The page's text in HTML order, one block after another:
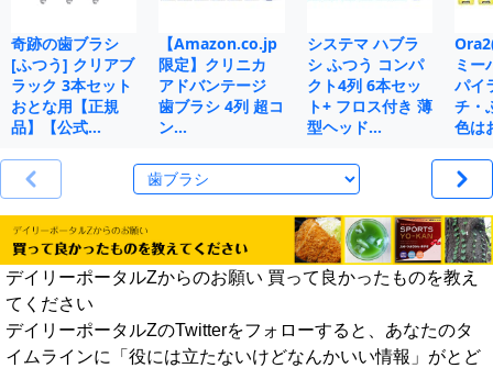
奇跡の歯ブラシ
[ふつう] クリアブ
ラック 3本セット
おとな用【正規
品】【公式…
【Amazon.co.jp
限定】クリニカ
アドバンテージ
歯ブラシ 4列 超コ
ン…
システマ ハブラ
シ ふつう コンパ
クト4列 6本セッ
ト+ フロス付き 薄
型ヘッド…
ミー
パイ
チ・
色は
デイリーポータルZからのお願い 買って良かったものを教え
てください
デイリーポータルZのTwitterをフォローすると、あなたのタ
イムラインに「役には立たないけどなんかいい情報」がとど